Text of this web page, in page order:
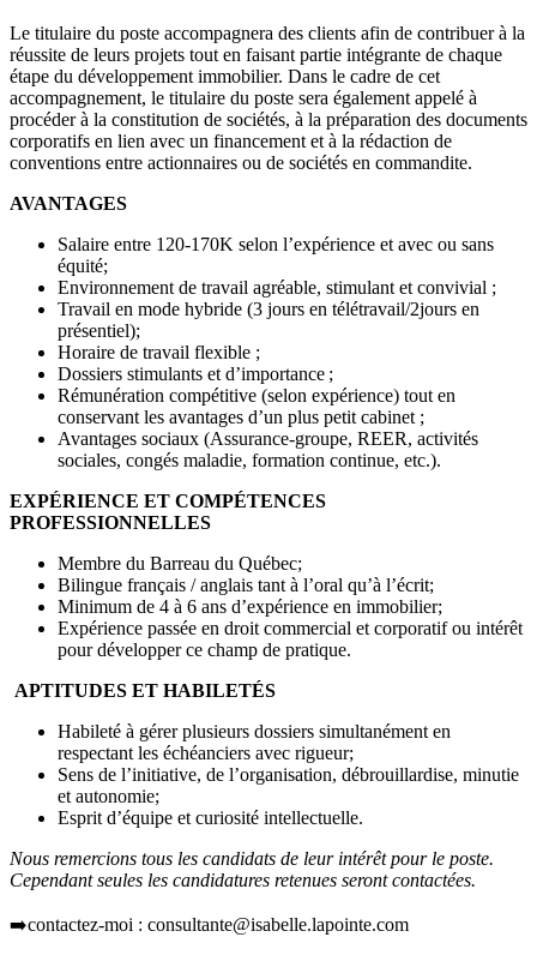
Le titulaire du poste accompagnera des clients afin de contribuer à la
réussite de leurs projets tout en faisant partie intégrante de chaque
étape du développement immobilier. Dans le cadre de cet
accompagnement, le titulaire du poste sera également appelé à
procéder à la constitution de sociétés, à la préparation des documents
corporatifs en lien avec un financement et à la rédaction de
conventions entre actionnaires ou de sociétés en commandite.
AVANTAGES
Salaire entre 120-170K selon l’expérience et avec ou sans
équité;
Environnement de travail agréable, stimulant et convivial ;
Travail en mode hybride (3 jours en télétravail/2jours en
présentiel);
Horaire de travail flexible ;
Dossiers stimulants et d’importance ;
Rémunération compétitive (selon expérience) tout en
conservant les avantages d’un plus petit cabinet ;
Avantages sociaux (Assurance-groupe, REER, activités
sociales, congés maladie, formation continue, etc.).
EXPÉRIENCE ET COMPÉTENCES
PROFESSIONNELLES
Membre du Barreau du Québec;
Bilingue français / anglais tant à l’oral qu’à l’écrit;
Minimum de 4 à 6 ans d’expérience en immobilier;
Expérience passée en droit commercial et corporatif ou intérêt
pour développer ce champ de pratique.
APTITUDES ET HABILETÉS
Habileté à gérer plusieurs dossiers simultanément en
respectant les échéanciers avec rigueur;
Sens de l’initiative, de l’organisation, débrouillardise, minutie
et autonomie;
Esprit d’équipe et curiosité intellectuelle.
Nous remercions tous les candidats de leur intérêt pour le poste.
Cependant seules les candidatures retenues seront contactées.
➡️contactez-moi : consultante@isabelle.lapointe.com